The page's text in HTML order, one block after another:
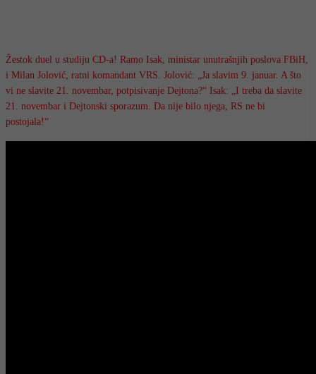
Žestok duel u studiju CD-a! Ramo Isak, ministar unutrašnjih poslova FBiH,
i Milan Jolović, ratni komandant VRS. Jolović: „Ja slavim 9. januar. A što
vi ne slavite 21. novembar, potpisivanje Dejtona?“ Isak: „I treba da slavite
21. novembar i Dejtonski sporazum. Da nije bilo njega, RS ne bi
postojala!“